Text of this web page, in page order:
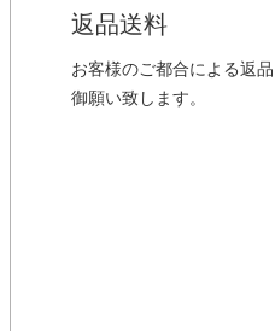
返品送料
お客様のご都合による返
御願い致します。